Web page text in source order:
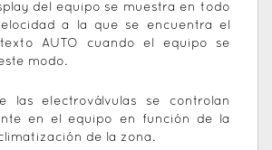
del equipo se muestra en todo
a la que se encuentra el
AUTO cuando el equipo se
modo.
las electroválvulas se controlan
en el equipo en función de la
de la zona.